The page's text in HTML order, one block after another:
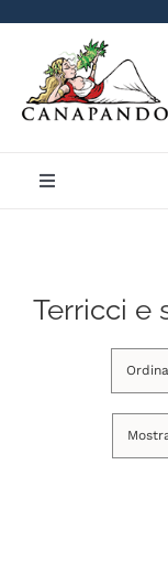
Toggle
SHOP ONLINE
DELIVERY ROMA
Terricci e